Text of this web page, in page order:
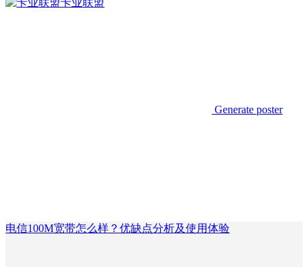
Generate poster
电信100M宽带怎么样？优缺点分析及使用体验